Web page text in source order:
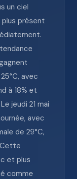
un ciel
présent
avec
à 18% et
jeudi 21 mai
avec
de 29°C,
et plus
comme